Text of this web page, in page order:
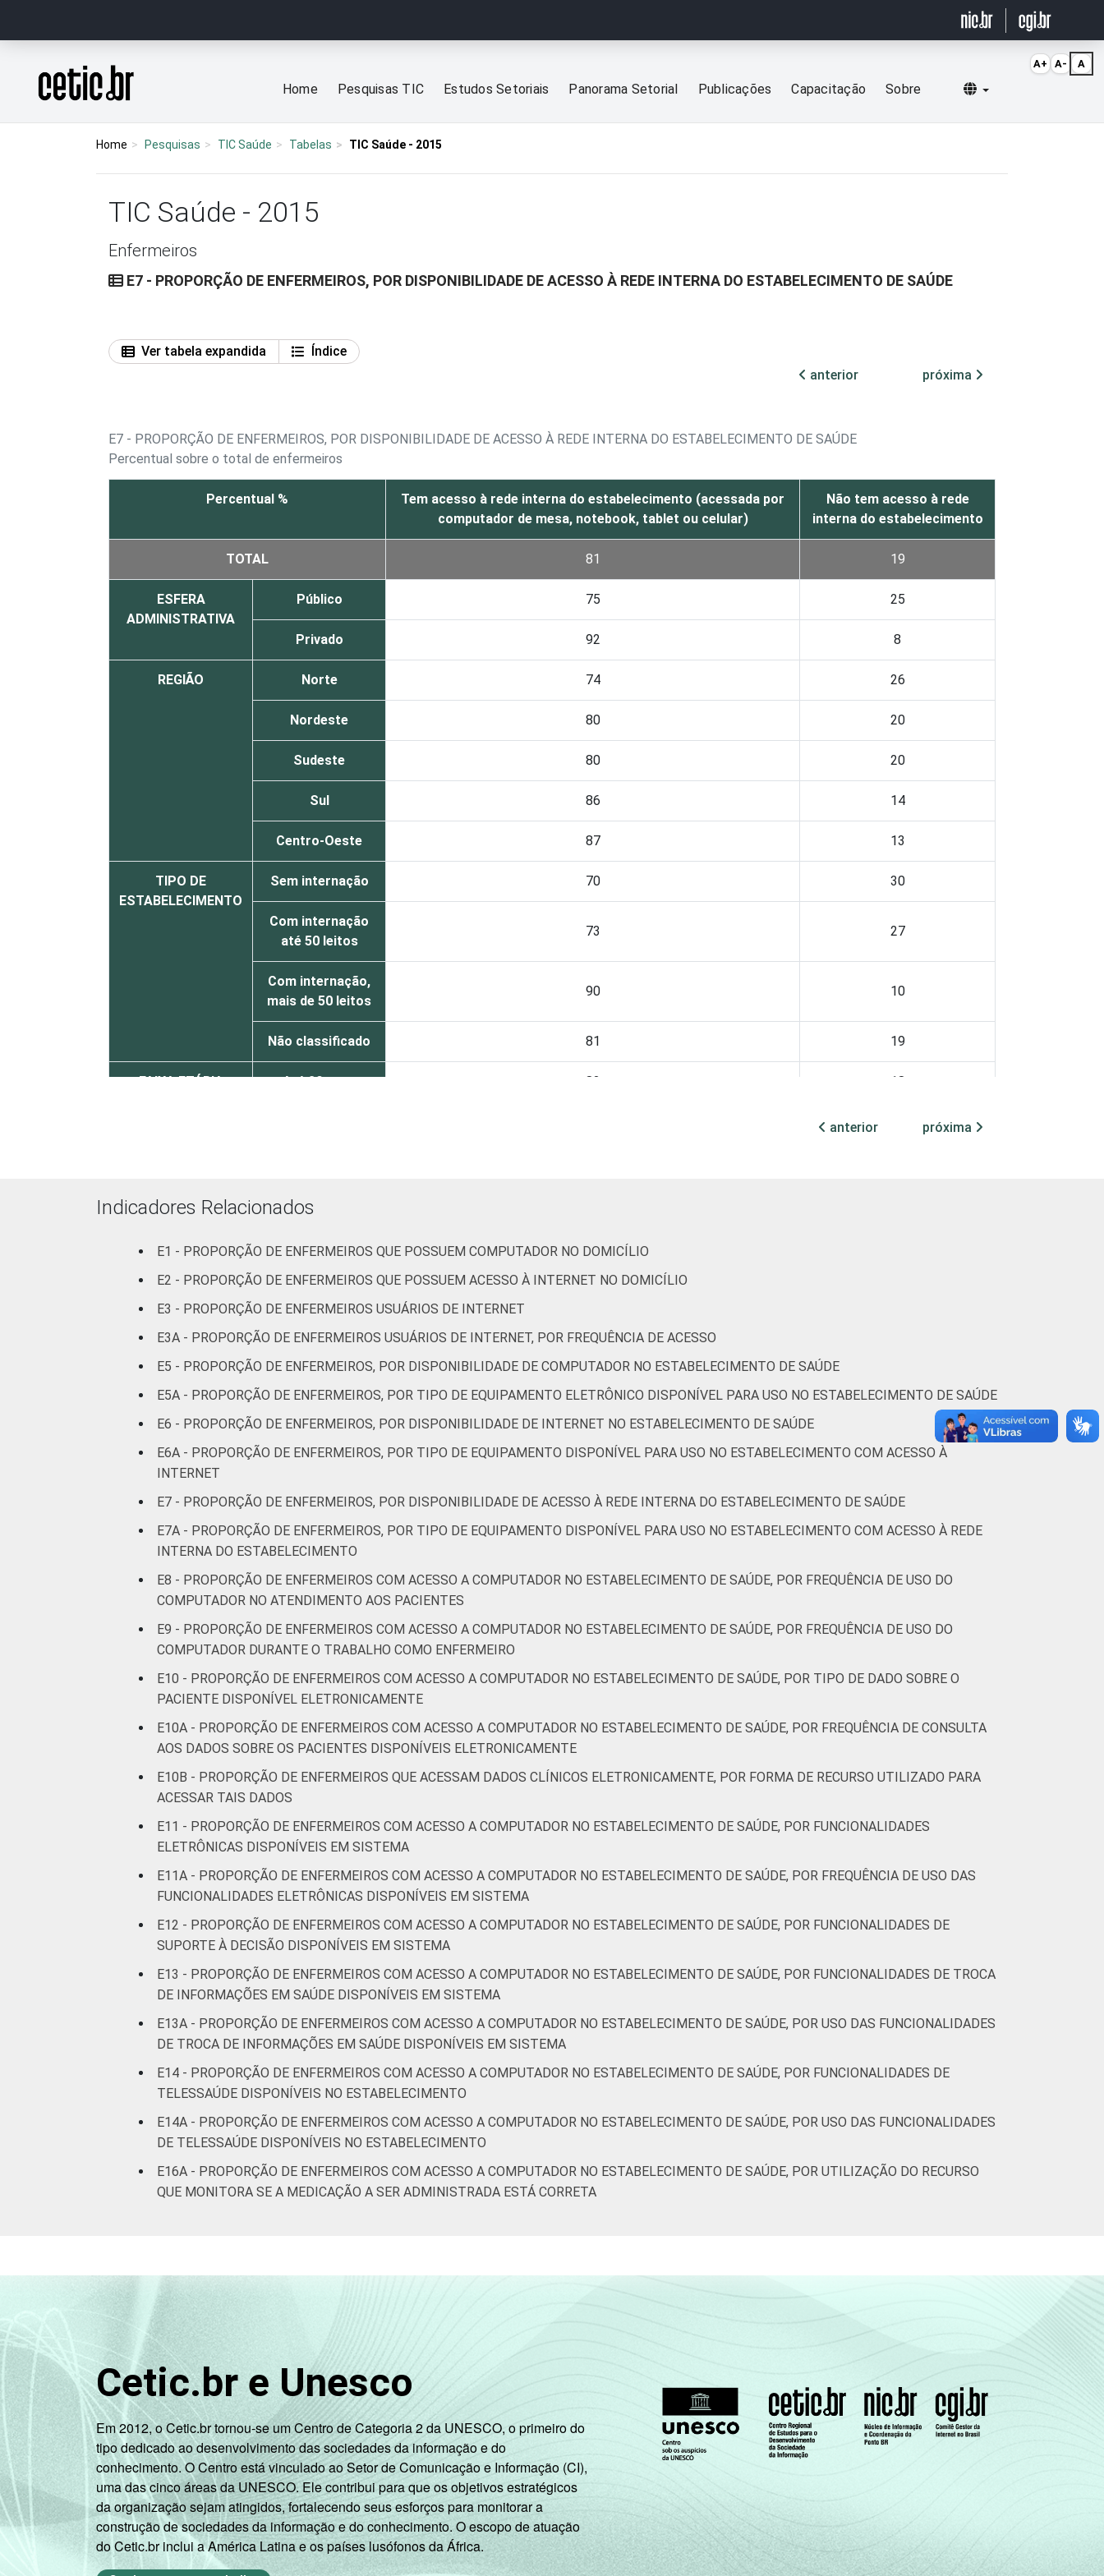
Página inicial
Home Pesquisas TIC Estudos Setoriais Panorama Setorial Publicações Capacitação Sobre Selecionar idioma
Home Pesquisas TIC Saúde Tabelas TIC Saúde - 2015
TIC Saúde - 2015
Enfermeiros
E7 - PROPORÇÃO DE ENFERMEIROS, POR DISPONIBILIDADE DE ACESSO À REDE INTERNA DO ESTABELECIMENTO DE SAÚDE
Ver tabela expandida
Índice
anterior
próxima
E7 - PROPORÇÃO DE ENFERMEIROS, POR DISPONIBILIDADE DE ACESSO À REDE INTERNA DO ESTABELECIMENTO DE SAÚDE
Percentual sobre o total de enfermeiros
Percentual %
Tem acesso à rede interna do estabelecimento (acessada por
computador de mesa, notebook, tablet ou celular)
Não tem acesso à rede
interna do estabelecimento
TOTAL 81 19
ESFERA
ADMINISTRATIVA
Público 75 25
Privado 92 8
REGIÃO Norte 74 26
Nordeste 80 20
Sudeste 80 20
Sul 86 14
Centro-Oeste 87 13
TIPO DE
ESTABELECIMENTO
Sem internação 70 30
Com internação
até 50 leitos
73 27
Com internação,
mais de 50 leitos
90 10
Não classificado 81 19
FAIXA ETÁRIA Até 30 anos 82 18
LOCALIZAÇÃO Capital
Interior 76
Base: 312.517 enfermeiros. Dados coletados entre novembro de 2015 e junho de 2016.
anterior próxima
Indicadores Relacionados
E1 - PROPORÇÃO DE ENFERMEIROS QUE POSSUEM COMPUTADOR NO DOMICÍLIO
E2 - PROPORÇÃO DE ENFERMEIROS QUE POSSUEM ACESSO À INTERNET NO DOMICÍLIO
E3 - PROPORÇÃO DE ENFERMEIROS USUÁRIOS DE INTERNET
E3A - PROPORÇÃO DE ENFERMEIROS USUÁRIOS DE INTERNET, POR FREQUÊNCIA DE ACESSO
E5 - PROPORÇÃO DE ENFERMEIROS, POR DISPONIBILIDADE DE COMPUTADOR NO ESTABELECIMENTO DE SAÚDE
E5A - PROPORÇÃO DE ENFERMEIROS, POR TIPO DE EQUIPAMENTO ELETRÔNICO DISPONÍVEL PARA USO NO ESTABELECIMENTO DE SAÚDE
E6 - PROPORÇÃO DE ENFERMEIROS, POR DISPONIBILIDADE DE INTERNET NO ESTABELECIMENTO DE SAÚDE
E6A - PROPORÇÃO DE ENFERMEIROS, POR TIPO DE EQUIPAMENTO DISPONÍVEL PARA USO NO ESTABELECIMENTO COM ACESSO À
INTERNET
E7 - PROPORÇÃO DE ENFERMEIROS, POR DISPONIBILIDADE DE ACESSO À REDE INTERNA DO ESTABELECIMENTO DE SAÚDE
E7A - PROPORÇÃO DE ENFERMEIROS, POR TIPO DE EQUIPAMENTO DISPONÍVEL PARA USO NO ESTABELECIMENTO COM ACESSO À REDE
INTERNA DO ESTABELECIMENTO
E8 - PROPORÇÃO DE ENFERMEIROS COM ACESSO A COMPUTADOR NO ESTABELECIMENTO DE SAÚDE, POR FREQUÊNCIA DE USO DO
COMPUTADOR NO ATENDIMENTO AOS PACIENTES
E9 - PROPORÇÃO DE ENFERMEIROS COM ACESSO A COMPUTADOR NO ESTABELECIMENTO DE SAÚDE, POR FREQUÊNCIA DE USO DO
COMPUTADOR DURANTE O TRABALHO COMO ENFERMEIRO
E10 - PROPORÇÃO DE ENFERMEIROS COM ACESSO A COMPUTADOR NO ESTABELECIMENTO DE SAÚDE, POR TIPO DE DADO SOBRE O
PACIENTE DISPONÍVEL ELETRONICAMENTE
E10A - PROPORÇÃO DE ENFERMEIROS COM ACESSO A COMPUTADOR NO ESTABELECIMENTO DE SAÚDE, POR FREQUÊNCIA DE CONSULTA
AOS DADOS SOBRE OS PACIENTES DISPONÍVEIS ELETRONICAMENTE
E10B - PROPORÇÃO DE ENFERMEIROS QUE ACESSAM DADOS CLÍNICOS ELETRONICAMENTE, POR FORMA DE RECURSO UTILIZADO PARA
ACESSAR TAIS DADOS
E11 - PROPORÇÃO DE ENFERMEIROS COM ACESSO A COMPUTADOR NO ESTABELECIMENTO DE SAÚDE, POR FUNCIONALIDADES
ELETRÔNICAS DISPONÍVEIS EM SISTEMA
E11A - PROPORÇÃO DE ENFERMEIROS COM ACESSO A COMPUTADOR NO ESTABELECIMENTO DE SAÚDE, POR FREQUÊNCIA DE USO DAS
FUNCIONALIDADES ELETRÔNICAS DISPONÍVEIS EM SISTEMA
E12 - PROPORÇÃO DE ENFERMEIROS COM ACESSO A COMPUTADOR NO ESTABELECIMENTO DE SAÚDE, POR FUNCIONALIDADES DE
SUPORTE À DECISÃO DISPONÍVEIS EM SISTEMA
E13 - PROPORÇÃO DE ENFERMEIROS COM ACESSO A COMPUTADOR NO ESTABELECIMENTO DE SAÚDE, POR FUNCIONALIDADES DE TROCA
DE INFORMAÇÕES EM SAÚDE DISPONÍVEIS EM SISTEMA
E13A - PROPORÇÃO DE ENFERMEIROS COM ACESSO A COMPUTADOR NO ESTABELECIMENTO DE SAÚDE, POR USO DAS FUNCIONALIDADES
DE TROCA DE INFORMAÇÕES EM SAÚDE DISPONÍVEIS EM SISTEMA
E14 - PROPORÇÃO DE ENFERMEIROS COM ACESSO A COMPUTADOR NO ESTABELECIMENTO DE SAÚDE, POR FUNCIONALIDADES DE
TELESSAÚDE DISPONÍVEIS NO ESTABELECIMENTO
E14A - PROPORÇÃO DE ENFERMEIROS COM ACESSO A COMPUTADOR NO ESTABELECIMENTO DE SAÚDE, POR USO DAS FUNCIONALIDADES
DE TELESSAÚDE DISPONÍVEIS NO ESTABELECIMENTO
E16A - PROPORÇÃO DE ENFERMEIROS COM ACESSO A COMPUTADOR NO ESTABELECIMENTO DE SAÚDE, POR UTILIZAÇÃO DO RECURSO
QUE MONITORA SE A MEDICAÇÃO A SER ADMINISTRADA ESTÁ CORRETA
Cetic.br e Unesco
Em 2012, o Cetic.br tornou-se um Centro de Categoria 2 da UNESCO, o primeiro do
tipo dedicado ao desenvolvimento das sociedades da informação e do
conhecimento. O Centro está vinculado ao Setor de Comunicação e Informação (CI),
uma das cinco áreas da UNESCO. Ele contribui para que os objetivos estratégicos
da organização sejam atingidos, fortalecendo seus esforços para monitorar a
construção de sociedades da informação e do conhecimento. O escopo de atuação
do Cetic.br inclui a América Latina e os países lusófonos da África.
A+ A- A